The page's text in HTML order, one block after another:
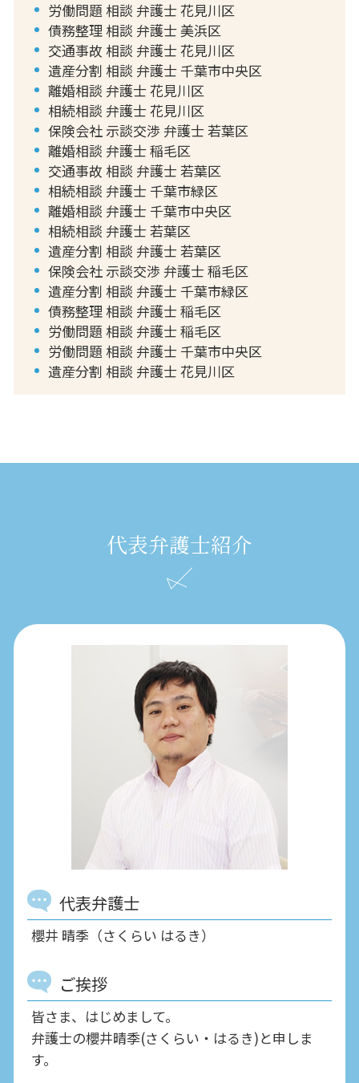
労働問題 相談 弁護士 花見川区
債務整理 相談 弁護士 美浜区
交通事故 相談 弁護士 花見川区
遺産分割 相談 弁護士 千葉市中央区
離婚相談 弁護士 花見川区
相続相談 弁護士 花見川区
保険会社 示談交渉 弁護士 若葉区
離婚相談 弁護士 稲毛区
交通事故 相談 弁護士 若葉区
相続相談 弁護士 千葉市緑区
離婚相談 弁護士 千葉市中央区
相続相談 弁護士 若葉区
遺産分割 相談 弁護士 若葉区
保険会社 示談交渉 弁護士 稲毛区
遺産分割 相談 弁護士 千葉市緑区
債務整理 相談 弁護士 稲毛区
労働問題 相談 弁護士 稲毛区
労働問題 相談 弁護士 千葉市中央区
遺産分割 相談 弁護士 花見川区
代表弁護士紹介
代表弁護士
櫻井 晴季（さくらい はるき）
ご挨拶
皆さま、はじめまして。
弁護士の櫻井晴季(さくらい・はるき)と申しま
す。